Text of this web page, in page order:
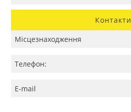
Контакти
Місцезнаходження
Телефон:
E-mail